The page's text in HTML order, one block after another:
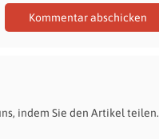
indem Sie den Artikel teilen.